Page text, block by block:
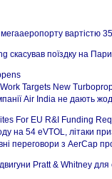
вартістю
скасував поїздку на
Targets New
Air India не дають
For EU R&I Funding
на 54 eVTOL, літаки
переговори з AerCap
Pratt & Whitney